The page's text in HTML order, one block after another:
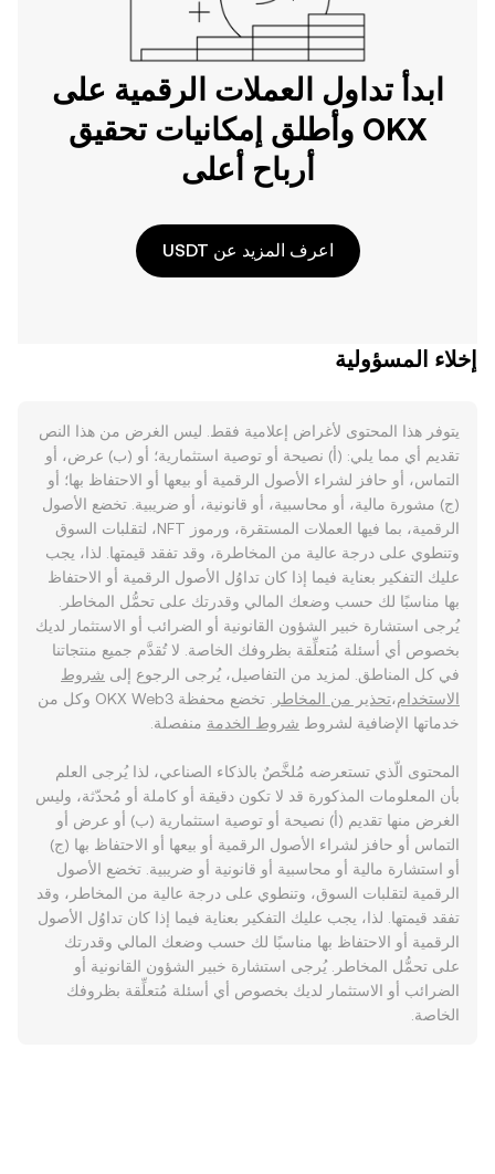
ابدأ تداول العملات الرقمية على
OKX وأطلق إمكانيات تحقيق
أرباح أعلى
اعرف المزيد عن USDT
إخلاء المسؤولية
يتوفر هذا المحتوى لأغراض إعلامية فقط. ليس الغرض من هذا النص
تقديم أي مما يلي: (أ) نصيحة أو توصية استثمارية؛ أو (ب) عرض، أو
التماس، أو حافز لشراء الأصول الرقمية أو بيعها أو الاحتفاظ بها؛ أو
(ج) مشورة مالية، أو محاسبية، أو قانونية، أو ضريبية. تخضع الأصول
الرقمية، بما فيها العملات المستقرة، ورموز NFT، لتقلبات السوق
وتنطوي على درجة عالية من المخاطرة، وقد تفقد قيمتها. لذا، يجب
عليك التفكير بعناية فيما إذا كان تداوُل الأصول الرقمية أو الاحتفاظ
بها مناسبًا لك حسب وضعك المالي وقدرتك على تحمُّل المخاطر.
يُرجى استشارة خبير الشؤون القانونية أو الضرائب أو الاستثمار لديك
بخصوص أي أسئلة مُتعلِّقة بظروفك الخاصة. لا تُقدَّم جميع منتجاتنا
في كل المناطق. لمزيد من التفاصيل، يُرجى الرجوع إلى شروط
الاستخدام،تحذير من المخاطر
. تخضع محفظة OKX Web3 وكل من
خدماتها الإضافية لشروط شروط الخدمة منفصلة.
المحتوى الّذي تستعرضه مُلخَّصٌ بالذكاء الصناعي، لذا يُرجى العلم
بأن المعلومات المذكورة قد لا تكون دقيقة أو كاملة أو مُحدّثة، وليس
الغرض منها تقديم (أ) نصيحة أو توصية استثمارية (ب) أو عرض أو
التماس أو حافز لشراء الأصول الرقمية أو بيعها أو الاحتفاظ بها (ج)
أو استشارة مالية أو محاسبية أو قانونية أو ضريبية. تخضع الأصول
الرقمية لتقلبات السوق، وتنطوي على درجة عالية من المخاطر، وقد
تفقد قيمتها. لذا، يجب عليك التفكير بعناية فيما إذا كان تداوُل الأصول
الرقمية أو الاحتفاظ بها مناسبًا لك حسب وضعك المالي وقدرتك
على تحمُّل المخاطر. يُرجى استشارة خبير الشؤون القانونية أو
الضرائب أو الاستثمار لديك بخصوص أي أسئلة مُتعلِّقة بظروفك
الخاصة.